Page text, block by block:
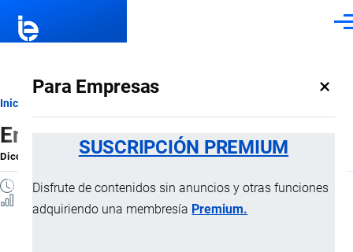
Para Empresas ×
SUSCRIPCIÓN PREMIUM
Disfrute de contenidos sin anuncios y otras funciones
adquiriendo una membresía Premium.
Ruta
de
navegación
Inicio
Ensamblaje
Diccionario porImportaciones …, 8 Septiembre, 2024
1 MINUTO